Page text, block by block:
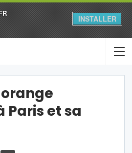
INSTALLER
Paris et sa